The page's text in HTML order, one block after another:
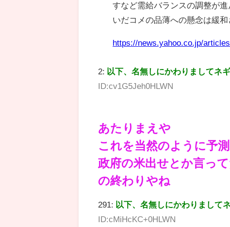
すなど需給バランスの調整が
いだコメの品薄への懸念は緩和
https://news.yahoo.co.jp/
2: 以下、名無しにかわりましてネ
ID:cv1G5Jeh0HLWN
あたりまえや
これを当然のように予
政府の米出せとか言っ
の終わりやね
291: 以下、名無しにかわりまして
ID:cMiHcKC+0HLWN